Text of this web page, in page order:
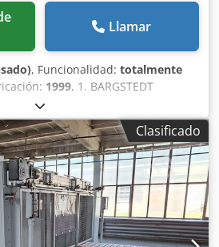
Llamar
, Funcionalidad: totalmente
1999, 1. BARGSTEDT
de alimentación por pórtico
alimentación de placas en bruto
fijo) • Peso de la pieza de trabajo
hasta 5 ciclos/minuto • Sistema
protección mediante barreras de
28/21/S: Almacén de paletas
de paletas vacías Chedpfxezh
aproximadamente 12 paletas •
1.800 mm
Clasificado